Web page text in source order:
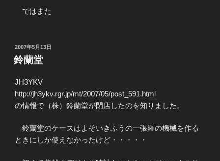
ではまた
投
稿
日:
2007年5月13日
鈴蘭堂
JH3YKV
http://jh3ykv.rgr.jp/mt/2007/05/post_591.html
の情報で（株）鈴蘭堂が閉店したのを知りました。
鈴蘭堂のケースはよそいきふうの一張羅の機械を作る
ときにしか使えなかったけど・・・・・